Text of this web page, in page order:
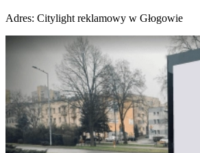
Adres: Citylight reklamowy w Głogowie